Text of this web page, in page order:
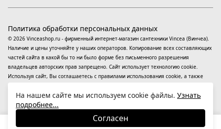
© 2026 Vinceashop.ru - фирменный интернет-магазин сантехники Vincea (Винчеа).
Наличие и цены уточняйте у наших операторов. Копирование всех составляющих
частей сайта в какой бы то ни было форме без письменного разрешения
владельцев авторских прав запрещено. Сайт использует технологию cookie.
Используя сайт, Вы соглашаетесь с правилами использования cookie, а также
применяютсярекомендательные технологии(информационные технологии
предоставления информации на основе сбора, систематизации и анализа
сведений, относящихся к предпочтениям пользователей сети «Интернет»,
находящихся на территории Российской Федерации).
Политика обработки персональных данных
На нашем сайте мы используем cookie файлы. Узнать
подробнее...
Согласен